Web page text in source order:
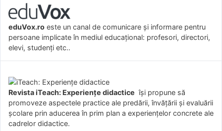
eduVox.ro este un canal de comunicare și informare pentru
persoane implicate în mediul educațional: profesori, directori,
elevi, studenți etc..
Revista iTeach: Experienţe didactice îşi propune să
promoveze aspectele practice ale predării, învăţării şi evaluării
şcolare prin aducerea în prim plan a experienţelor concrete ale
cadrelor didactice.